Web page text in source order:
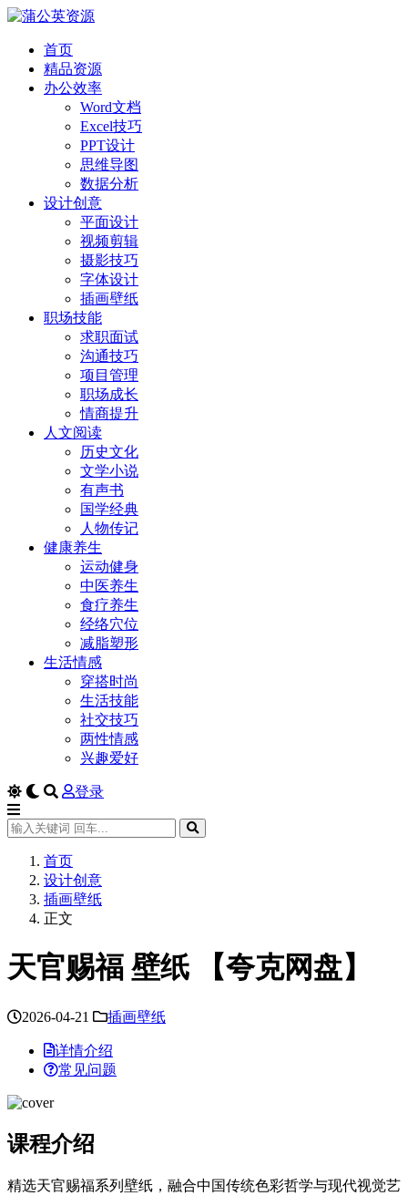
首页
精品资源
办公效率
Word文档
Excel技巧
PPT设计
思维导图
数据分析
设计创意
平面设计
视频剪辑
摄影技巧
字体设计
插画壁纸
职场技能
求职面试
沟通技巧
项目管理
职场成长
情商提升
人文阅读
历史文化
文学小说
有声书
国学经典
人物传记
健康养生
运动健身
中医养生
食疗养生
经络穴位
减脂塑形
生活情感
穿搭时尚
生活技能
社交技巧
两性情感
兴趣爱好
登录
首页
设计创意
插画壁纸
正文
天官赐福 壁纸 【夸克网盘】
2026-04-21 插画壁纸
详情介绍
常见问题
课程介绍
精选天官赐福系列壁纸，融合中国传统色彩哲学与现代视觉艺